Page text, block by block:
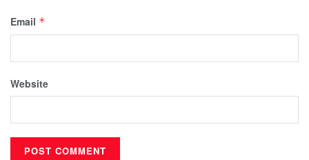
Email *
Website